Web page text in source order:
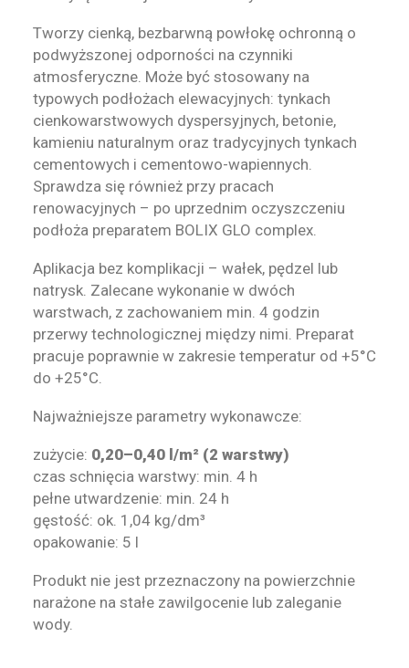
Tworzy cienką, bezbarwną powłokę ochronną o
podwyższonej odporności na czynniki
atmosferyczne. Może być stosowany na
typowych podłożach elewacyjnych: tynkach
cienkowarstwowych dyspersyjnych, betonie,
kamieniu naturalnym oraz tradycyjnych tynkach
cementowych i cementowo-wapiennych.
Sprawdza się również przy pracach
renowacyjnych – po uprzednim oczyszczeniu
podłoża preparatem BOLIX GLO complex.
Aplikacja bez komplikacji – wałek, pędzel lub
natrysk. Zalecane wykonanie w dwóch
warstwach, z zachowaniem min. 4 godzin
przerwy technologicznej między nimi. Preparat
pracuje poprawnie w zakresie temperatur od +5°C
do +25°C.
Najważniejsze parametry wykonawcze:
zużycie: 0,20–0,40 l/m² (2 warstwy)
czas schnięcia warstwy: min. 4 h
pełne utwardzenie: min. 24 h
gęstość: ok. 1,04 kg/dm³
opakowanie: 5 l
Produkt nie jest przeznaczony na powierzchnie
narażone na stałe zawilgocenie lub zaleganie
wody.